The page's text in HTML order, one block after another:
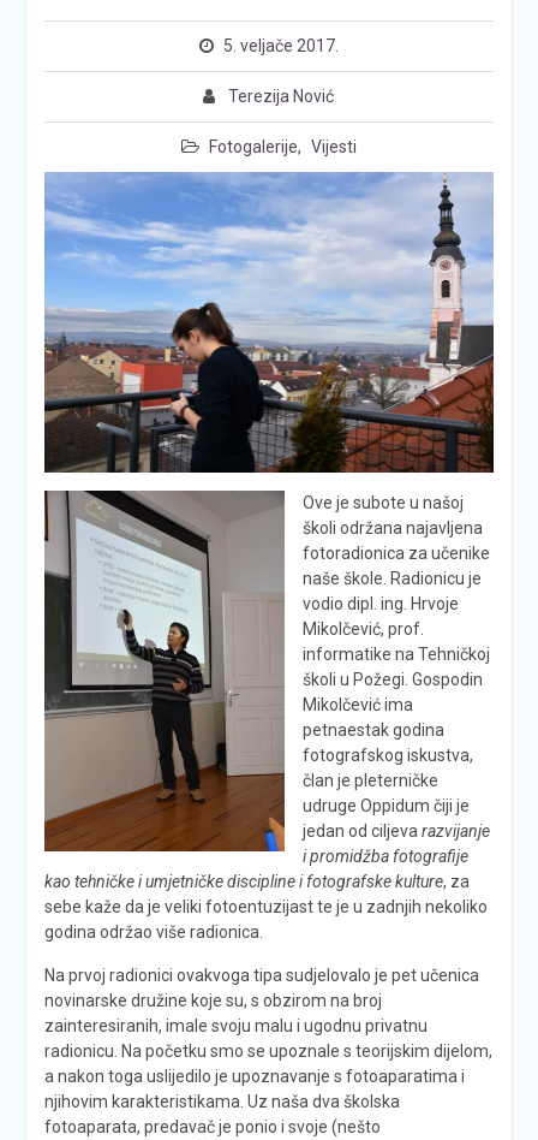
5. veljače 2017.
Terezija Nović
Fotogalerije, Vijesti
Ove je subote u našoj
školi održana najavljena
fotoradionica za učenike
naše škole. Radionicu je
vodio dipl. ing. Hrvoje
Mikolčević, prof.
informatike na Tehničkoj
školi u Požegi. Gospodin
Mikolčević ima
petnaestak godina
fotografskog iskustva,
član je pleterničke
udruge Oppidum čiji je
jedan od ciljeva razvijanje
i promidžba fotografije
kao tehničke i umjetničke discipline i fotografske kulture, za
sebe kaže da je veliki fotoentuzijast te je u zadnjih nekoliko
godina održao više radionica.
Na prvoj radionici ovakvoga tipa sudjelovalo je pet učenica
novinarske družine koje su, s obzirom na broj
zainteresiranih, imale svoju malu i ugodnu privatnu
radionicu. Na početku smo se upoznale s teorijskim dijelom,
a nakon toga uslijedilo je upoznavanje s fotoaparatima i
njihovim karakteristikama. Uz naša dva školska
fotoaparata, predavač je ponio i svoje (nešto